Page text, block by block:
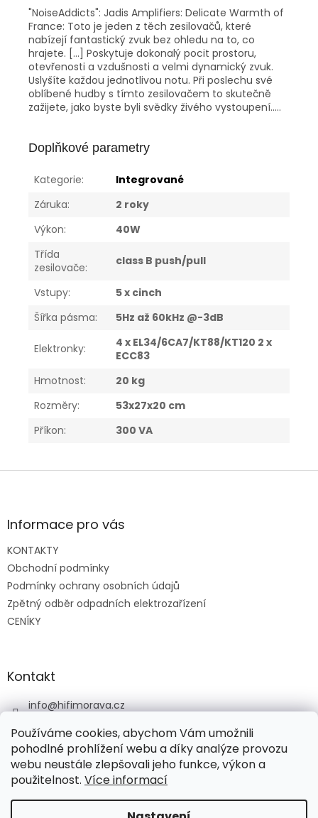
Používáme cookies, abychom Vám umožnili
pohodlné prohlížení webu a díky analýze provozu
webu neustále zlepšovali jeho funkce, výkon a
použitelnost. Více informací
"NoiseAddicts": Jadis Amplifiers: Delicate Warmth of
France: Toto je jeden z těch zesilovačů, které
nabízejí fantastický zvuk bez ohledu na to, co
hrajete. […] Poskytuje dokonalý pocit prostoru,
otevřenosti a vzdušnosti a velmi dynamický zvuk.
Uslyšíte každou jednotlivou notu. Při poslechu své
oblíbené hudby s tímto zesilovačem to skutečně
zažijete, jako byste byli svědky živého vystoupení.....
Doplňkové parametry
Kategorie:
Integrované
Záruka:
2 roky
Výkon:
40W
Třída
zesilovače: class B push/pull
Vstupy:
5 x cinch
Šířka pásma: 5Hz až 60kHz @-3dB
Elektronky:
4 x EL34/6CA7/KT88/KT120 2 x
ECC83
Hmotnost:
20 kg
Rozměry:
53x27x20 cm
Příkon: 300 VA
Z
aInformace pro vás
KONTAKTY
Obchodní podmínky
Podmínky ochrany osobních údajů
Zpětný odběr odpadních elektrozařízení
CENÍKY
Kontakt
info@hifimorava.cz
+420 722 705 125
+420 774 037 152
HI-FI Morava